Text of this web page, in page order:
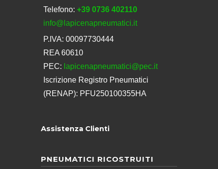
Telefono: +39 0736 402110
info@lapicenapneumatici.it
P.IVA: 00097730444
REA 60610
PEC: lapicenapneumatici@pec.it
Iscrizione Registro Pneumatici
(RENAP): PFU250100355HA
Assistenza Clienti
PNEUMATICI RICOSTRUITI